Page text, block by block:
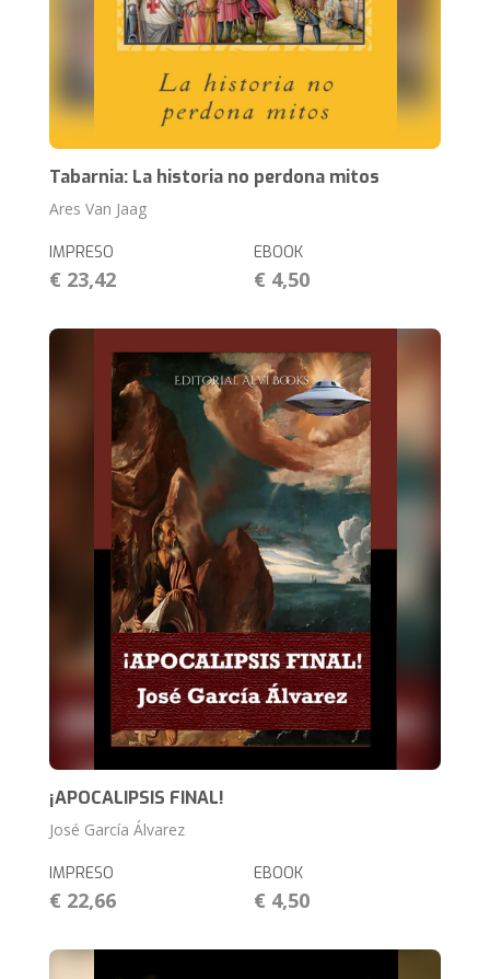
Tabarnia: La historia no perdona mitos
Ares Van Jaag
IMPRESO
€ 23,42
EBOOK
€ 4,50
¡APOCALIPSIS FINAL!
José García Álvarez
IMPRESO
€ 22,66
EBOOK
€ 4,50